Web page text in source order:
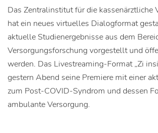
Das Zentralinstitut für die kassenärztliche
hat ein neues virtuelles Dialogformat
aktuelle Studienergebnisse aus dem
Versorgungsforschung vorgestellt und
werden. Das Livestreaming-Format „Zi
gestern Abend seine Premiere mit einer
zum Post-COVID-Syndrom und dessen
ambulante Versorgung.